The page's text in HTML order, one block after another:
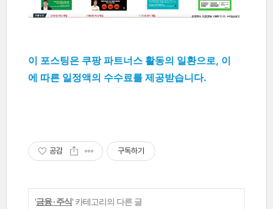
이 포스팅은 쿠팡 파트너스 활동의 일환으로, 이
에 따른 일정액의 수수료를 제공받습니다.
공감 구독하기
'금융 · 주식' 카테고리의 다른 글